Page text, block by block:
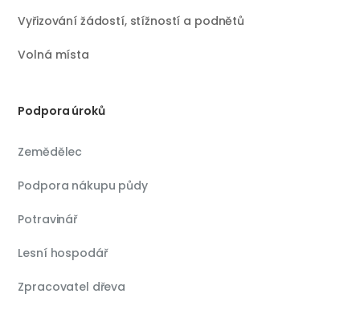
Vyřizování žádostí, stížností a podnětů
Volná místa
Podpora úroků
Zemědělec
Podpora nákupu půdy
Potravinář
Lesní hospodář
Zpracovatel dřeva